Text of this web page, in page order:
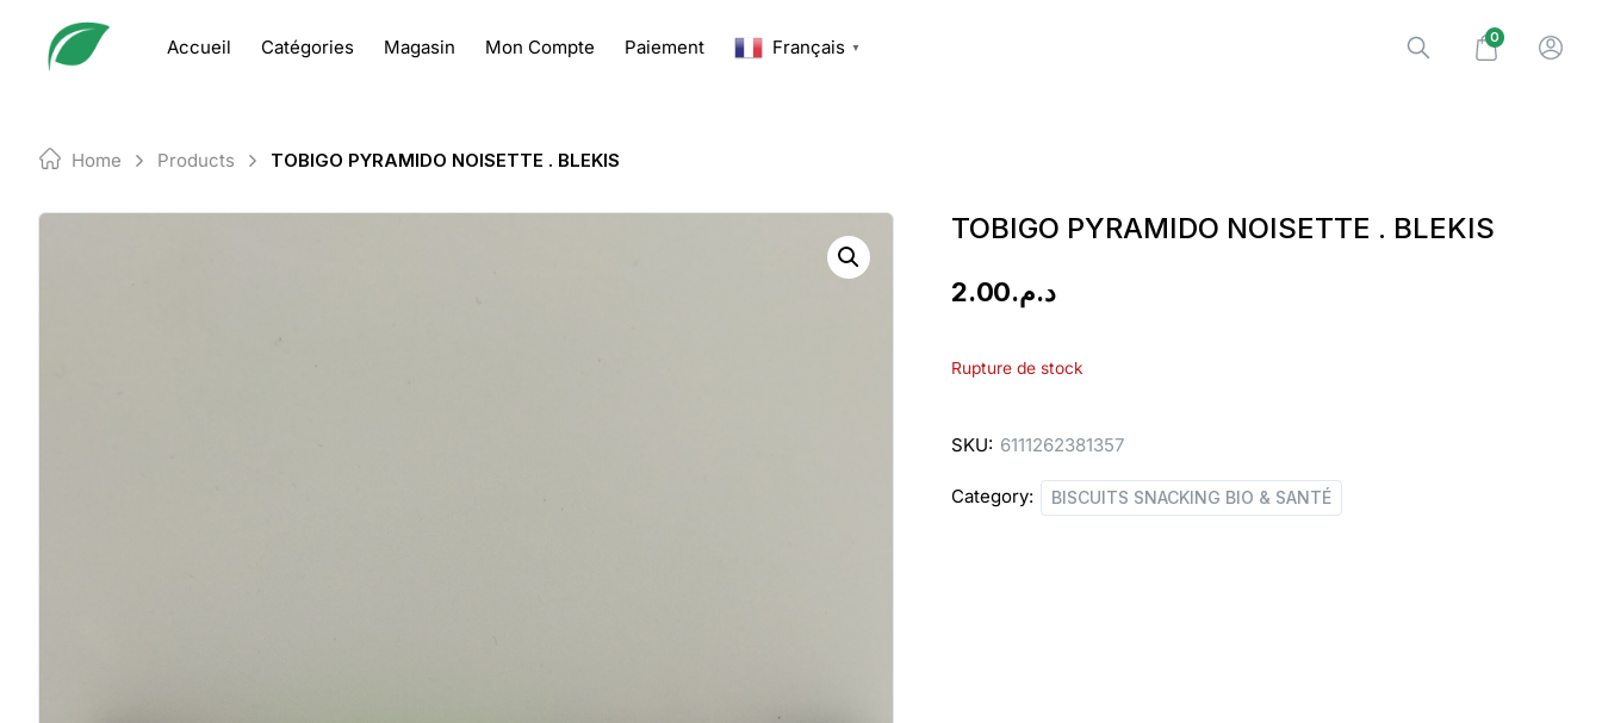
content
Accueil Catégories Magasin Mon Compte Paiement Français ▼
0
Home Products TOBIGO PYRAMIDO NOISETTE . BLEKIS
TOBIGO PYRAMIDO NOISETTE . BLEKIS
د.م.2.00
Rupture de stock
SKU: 6111262381357
Category: BISCUITS SNACKING BIO & SANTÉ